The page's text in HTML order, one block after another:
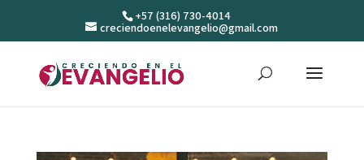
+57 (316) 730-4014
creciendoenelevangelio@gmail.com